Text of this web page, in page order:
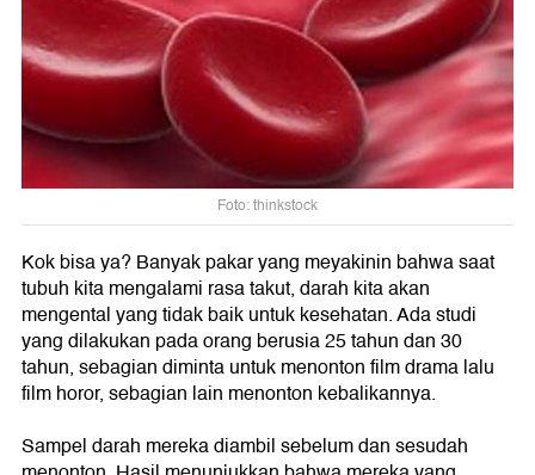
Foto: thinkstock
Kok bisa ya? Banyak pakar yang meyakinin bahwa saat
tubuh kita mengalami rasa takut, darah kita akan
mengental yang tidak baik untuk kesehatan. Ada studi
yang dilakukan pada orang berusia 25 tahun dan 30
tahun, sebagian diminta untuk menonton film drama lalu
film horor, sebagian lain menonton kebalikannya.
Sampel darah mereka diambil sebelum dan sesudah